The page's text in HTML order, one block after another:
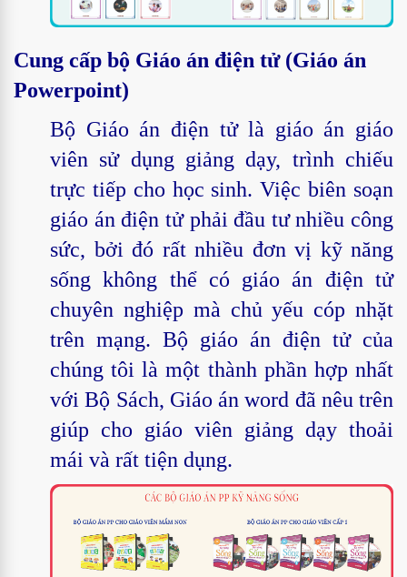
Cung cấp bộ Giáo án điện tử (Giáo án
Powerpoint)
Bộ Giáo án điện tử là giáo án giáo
viên sử dụng giảng dạy, trình chiếu
trực tiếp cho học sinh. Việc biên soạn
giáo án điện tử phải đầu tư nhiều công
sức, bởi đó rất nhiều đơn vị kỹ năng
sống không thể có giáo án điện tử
chuyên nghiệp mà chủ yếu cóp nhặt
trên mạng. Bộ giáo án điện tử của
chúng tôi là một thành phần hợp nhất
với Bộ Sách, Giáo án word đã nêu trên
giúp cho giáo viên giảng dạy thoải
mái và rất tiện dụng.